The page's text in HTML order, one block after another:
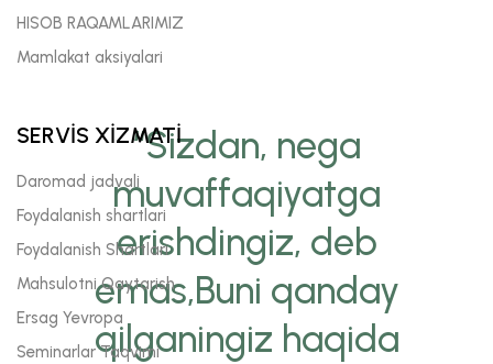
“Sizdan, nega
muvaffaqiyatga
erishdingiz, deb
emas,Buni qanday
qilganingiz haqida
HISOB RAQAMLARIMIZ
Mamlakat aksiyalari
SERVİS XİZMATİ
Daromad jadvali
Foydalanish shartlari
Foydalanish Shartlari
Mahsulotni Qaytarish
Ersag Yevropa
Seminarlar Taqvimi